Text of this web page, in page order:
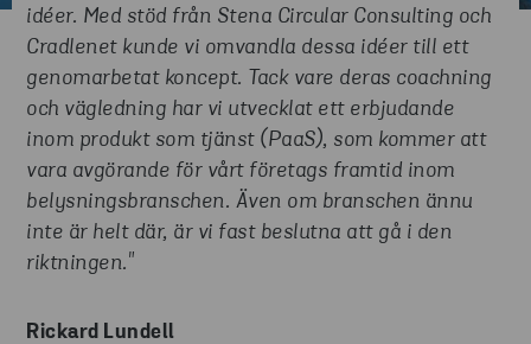
idéer. Med stöd från Stena Circular Consulting och
Cradlenet kunde vi omvandla dessa idéer till ett
genomarbetat koncept. Tack vare deras coachning
och vägledning har vi utvecklat ett erbjudande
inom produkt som tjänst (PaaS), som kommer att
vara avgörande för vårt företags framtid inom
belysningsbranschen. Även om branschen ännu
inte är helt där, är vi fast beslutna att gå i den
riktningen."
Rickard Lundell